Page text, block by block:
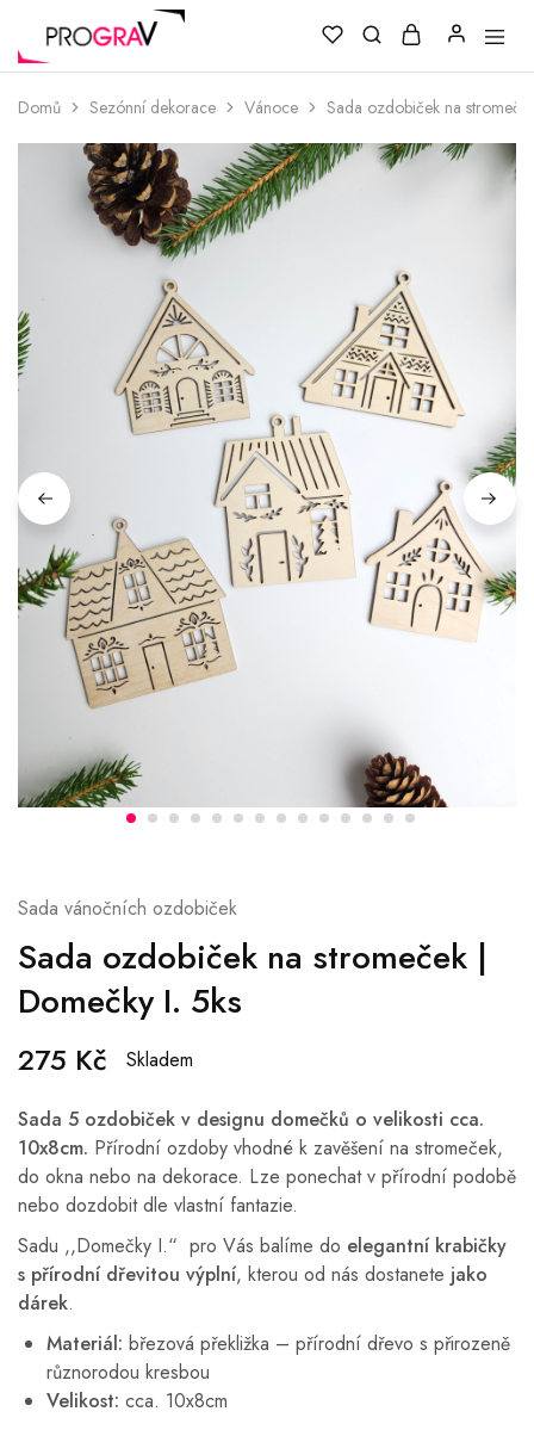
Domů Sezónní dekorace Vánoce Sada ozdobiček na
Sada vánočních ozdobiček
Sada ozdobiček na stromeček |
Domečky I. 5ks
275 Kč Skladem
Sada 5 ozdobiček v designu domečků o velikosti cca.
10x8cm. Přírodní ozdoby vhodné k zavěšení na stromeček,
do okna nebo na dekorace. Lze ponechat v přírodní podobě
nebo dozdobit dle vlastní fantazie.
Sadu ,,Domečky I.“ pro Vás balíme do elegantní krabičky
s přírodní dřevitou výplní, kterou od nás dostanete jako
dárek.
Materiál: březová překližka – přírodní dřevo s přirozeně
různorodou kresbou
Velikost: cca. 10x8cm